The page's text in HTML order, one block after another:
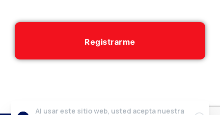
Registrarme
Al usar este sitio web, usted acepta nuestra